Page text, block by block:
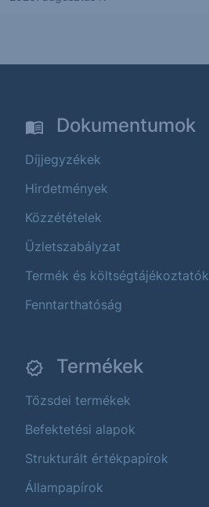
Dokumentumok
Díjjegyzékek
Hirdetmények
Közzétételek
Üzletszabályzat
Termék és költségtájékoztatók
Fenntarthatóság
Termékek
Tőzsdei termékek
Befektetési alapok
Strukturált értékpapírok
Állampapírok